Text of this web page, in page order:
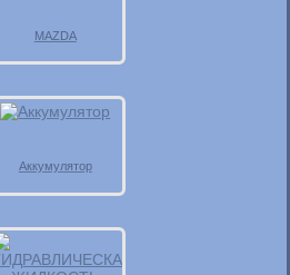
MAZDA
Аккумулятор